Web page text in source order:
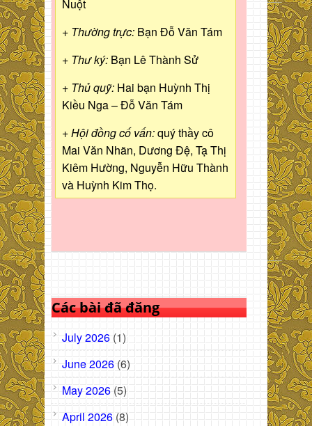
Nuột
+ Thường trực: Bạn Đỗ Văn Tám
+ Thư ký: Bạn Lê Thành Sử
+ Thủ quỹ: Hai bạn Huỳnh Thị
Kiều Nga – Đỗ Văn Tám
+ Hội đồng cố vấn:quý thầy cô
Mai Văn Nhãn, Dương Đệ, Tạ Thị
Kiêm Hường, Nguyễn Hữu Thành
và Huỳnh Kim Thọ.
Các bài đã đăng
July 2026 (1)
June 2026 (6)
May 2026 (5)
April 2026 (8)